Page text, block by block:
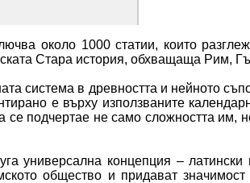
около 1000 статии, които
Стара история, обхващаща Рим,
система в древността и нейното
е върху използваните
се подчертае не само сложността
универсална концепция – латински
общество и придават